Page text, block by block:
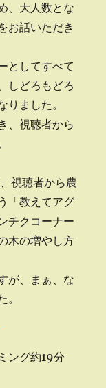
、大人数とな
お話いただき
としてすべて
しどろもどろ
ました。
、視聴者から
視聴者から農
「教えてアグ
チクコーナー
木の増やし方
が、まぁ、な
ング約19分